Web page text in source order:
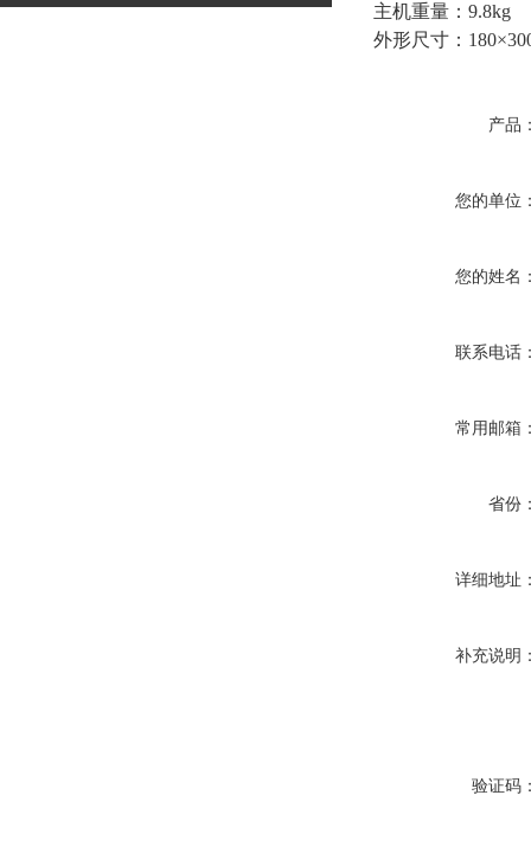
主机重量：
外形尺寸： 180×
产品
您的单位
您的姓名
联系电话
常用邮箱
省份
详细地址
补充说明
验证码